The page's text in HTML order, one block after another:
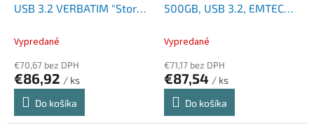
USB 3.2 VERBATIM "Store
Vypredané
€70,67 bez DPH
€86,92 / ks
Do košíka
500GB, USB 3.2, EMTEC
Vypredané
€71,17 bez DPH
€87,54 / ks
Do košíka